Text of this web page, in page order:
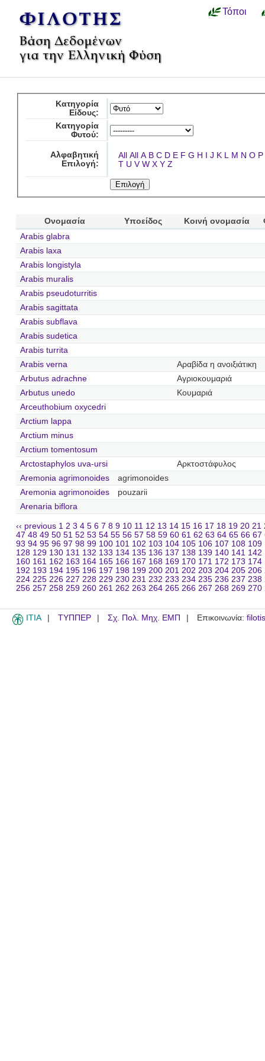
Τόποι
Κατηγορία
Είδους:
Κατηγορία
Φυτού:
Αλφαβητική
Επιλογή:
All All A B C D E F G H I J K L M N O P
T U V W X Y Z
Ονομασία Υποείδος Κοινή ονομασία
Arabis glabra
Arabis laxa
Arabis longistyla
Arabis muralis
Arabis pseudoturritis
Arabis sagittata
Arabis subflava
Arabis sudetica
Arabis turrita
Arabis verna
Αραβίδα η ανοιξιάτικη
Arbutus adrachne
Αγριοκουμαριά
Arbutus unedo
Κουμαριά
Arceuthobium oxycedri
Arctium lappa
Arctium minus
Arctium tomentosum
Arctostaphylos uva-ursi
Αρκτοστάφυλος
Aremonia agrimonoides
agrimonoides
Aremonia agrimonoides
pouzarii
Arenaria biflora
‹‹ previous 1 2 3 4 5 6 7 8 9 10 11 12 13 14 15 16 17 18 19 20 21
47 48 49 50 51 52 53 54 55 56 57 58 59 60 61 62 63 64 65 66 67
93 94 95 96 97 98 99 100 101 102 103 104 105 106 107 108 109
128 129 130 131 132 133 134 135 136 137 138 139 140 141 142
160 161 162 163 164 165 166 167 168 169 170 171 172 173 174
192 193 194 195 196 197 198 199 200 201 202 203 204 205 206
224 225 226 227 228 229 230 231 232 233 234 235 236 237 238
256 257 258 259 260 261 262 263 264 265 266 267 268 269 270
ITIA ΤΥΠΠΕΡ Σχ. Πολ. Μηχ. ΕΜΠ Επικοινωνία: